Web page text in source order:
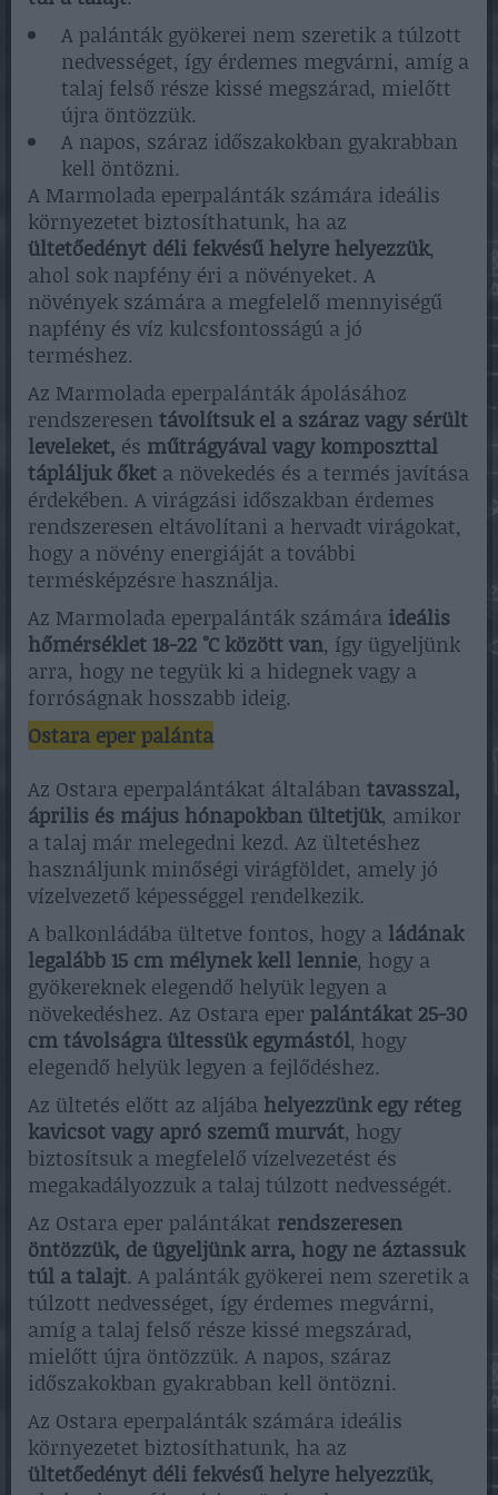
A palánták gyökerei nem szeretik a túlzott
nedvességet, így érdemes megvárni, amíg a
talaj felső része kissé megszárad, mielőtt
újra öntözzük.
A napos, száraz időszakokban gyakrabban
kell öntözni.
A Marmolada eperpalánták számára ideális
környezetet biztosíthatunk, ha az
ültetőedényt déli fekvésű helyre helyezzük,
ahol sok napfény éri a növényeket. A
növények számára a megfelelő mennyiségű
napfény és víz kulcsfontosságú a jó
terméshez.
Az Marmolada eperpalánták ápolásához
rendszeresen távolítsuk el a száraz vagy sérült
leveleket, és műtrágyával vagy komposzttal
tápláljuk őket a növekedés és a termés javítása
érdekében. A virágzási időszakban érdemes
rendszeresen eltávolítani a hervadt virágokat,
hogy a növény energiáját a további
termésképzésre használja.
Az Marmolada eperpalánták számára ideális
hőmérséklet 18-22 °C között van, így ügyeljünk
arra, hogy ne tegyük ki a hidegnek vagy a
forróságnak hosszabb ideig.
Ostara eper palánta
Az Ostara eperpalántákat általában tavasszal,
április és május hónapokban ültetjük, amikor
a talaj már melegedni kezd. Az ültetéshez
használjunk minőségi virágföldet, amely jó
vízelvezető képességgel rendelkezik.
A balkonládába ültetve fontos, hogy a ládának
legalább 15 cm mélynek kell lennie, hogy a
gyökereknek elegendő helyük legyen a
növekedéshez. Az Ostara eper palántákat 25-30
cm távolságra ültessük egymástól, hogy
elegendő helyük legyen a fejlődéshez.
Az ültetés előtt az aljába helyezzünk egy réteg
kavicsot vagy apró szemű murvát, hogy
biztosítsuk a megfelelő vízelvezetést és
megakadályozzuk a talaj túlzott nedvességét.
Az Ostara eper palántákat rendszeresen
öntözzük, de ügyeljünk arra, hogy ne áztassuk
túl a talajt. A palánták gyökerei nem szeretik a
túlzott nedvességet, így érdemes megvárni,
amíg a talaj felső része kissé megszárad,
mielőtt újra öntözzük. A napos, száraz
időszakokban gyakrabban kell öntözni.
Az Ostara eperpalánták számára ideális
környezetet biztosíthatunk, ha az
ültetőedényt déli fekvésű helyre helyezzük,